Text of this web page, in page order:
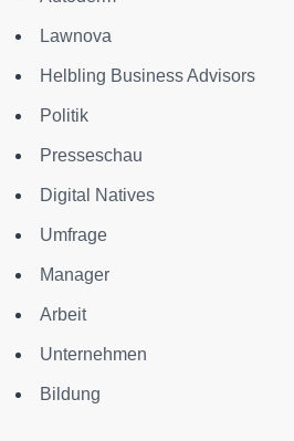
Lawnova
Helbling Business Advisors
Politik
Presseschau
Digital Natives
Umfrage
Manager
Arbeit
Unternehmen
Bildung